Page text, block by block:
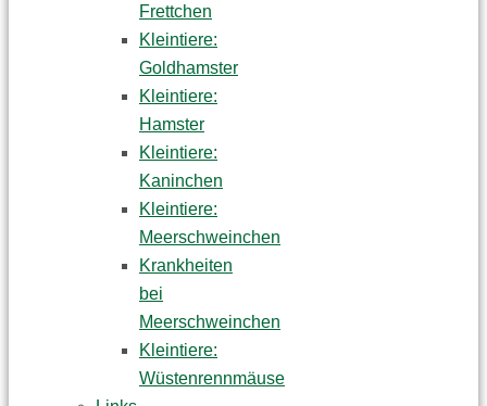
Frettchen
Kleintiere:
Goldhamster
Kleintiere:
Hamster
Kleintiere:
Kaninchen
Kleintiere:
Meerschweinchen
Krankheiten
bei
Meerschweinchen
Kleintiere:
Wüstenrennmäuse